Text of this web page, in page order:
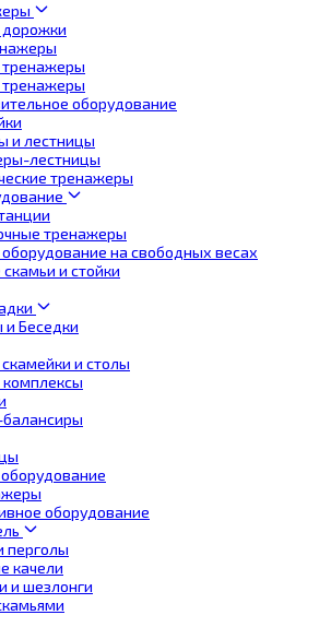
оборудование
и лестницы
лестницы
тренажеры
тренажеры
на свободных весах
и стойки
Беседки
и столы
оборудование
перголы
качели
и шезлонги